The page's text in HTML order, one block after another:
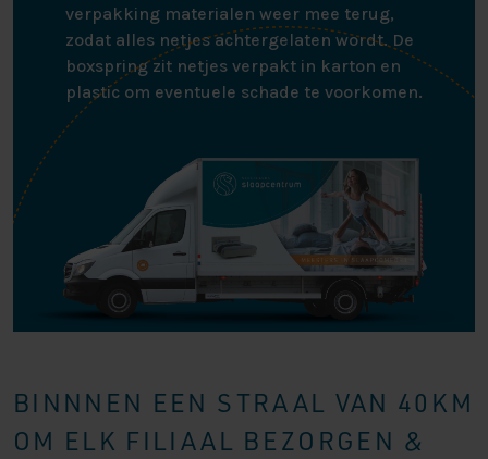
verpakking materialen weer mee terug,
zodat alles netjes achtergelaten wordt. De
boxspring zit netjes verpakt in karton en
plastic om eventuele schade te voorkomen.
BINNNEN EEN STRAAL VAN 40KM
OM ELK FILIAAL BEZORGEN &